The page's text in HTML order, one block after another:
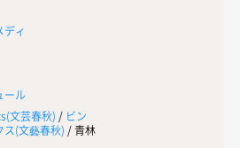
ィ
ール
文芸春秋) / ビン
ス(文藝春秋) / 青林